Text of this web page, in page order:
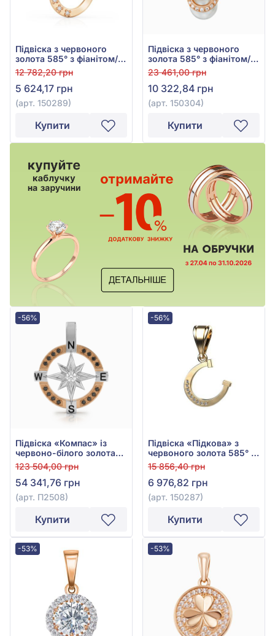
Підвіска з червоного
золота 585° з фіанітом/
куб.цирконієм, арт.
150289
12 782,20 грн
5 624,17 грн
(арт. 150289)
Купити
Підвіска з червоного
золота 585° з фіанітом/
куб.цирконієм та
перлами, арт. 150304
23 461,00 грн
10 322,84 грн
(арт. 150304)
Купити
-56%
Підвіска «Компас» із
червоно-білого золота
585° з чорним фіанітом/
куб.цирконієм та
емаллю, арт. П2508
123 504,00 грн
54 341,76 грн
(арт. П2508)
Купити
-56%
Підвіска «Підкова» з
червоного золота 585° з
фіанітом, арт. 150287
15 856,40 грн
6 976,82 грн
(арт. 150287)
Купити
-53% -53%